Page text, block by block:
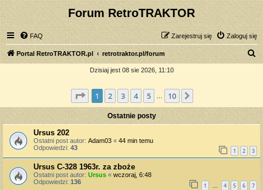
Forum RetroTRAKTOR
FAQ Zaloguj się
Zarejestruj się
Portal RetroTRAKTOR.pl retrotraktor.pl/forum
a
j
Dzisiaj jest 08 sie 2026, 11:10
Strona z10
1 2 3 4 5 10
Ostatnie posty
Ursus 202
Ostatni post autor: Adam03 « 44 min temu
Odpowiedzi: 43 1 2 3
Ursus C-328 1963r. za zboże
Ostatni post autor: Ursus « wczoraj, 6:48
Odpowiedzi: 136 1 … 4 5 6 7